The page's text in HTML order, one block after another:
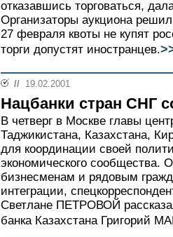
отказавшись торговаться,
Организаторы аукциона
27 февраля квоты не купят
торги допустят иностранцев.
// 19.02.2001
Нацбанки стран СНГ
В четверг в Москве главы
Таджикистана, Казахстана,
для координации своей
экономического сообщества.
бизнесменам и рядовым
интеграции,
Светлане ПЕТРОВОЙ
банка Казахстана Григорий